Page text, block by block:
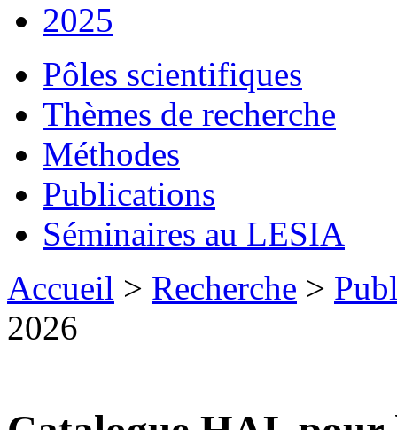
2025
Pôles scientifiques
Thèmes de recherche
Méthodes
Publications
Séminaires au LESIA
Accueil > Recherche >
2026